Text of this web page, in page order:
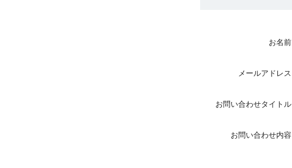
お名前
メールアドレス
お問い合わせタイトル
お問い合わせ内容